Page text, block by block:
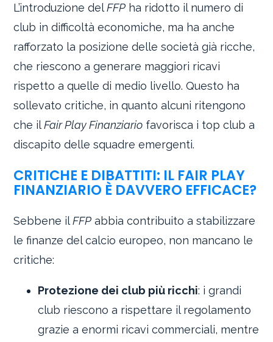
L’introduzione delFFP ha ridotto il numero di
club in difficoltà economiche, ma ha anche
rafforzato la posizione delle società già ricche,
che riescono a generare maggiori ricavi
rispetto a quelle di medio livello. Questo ha
sollevato critiche, in quanto alcuni ritengono
che ilFair Play Finanziario favorisca i top club a
discapito delle squadre emergenti.
CRITICHE E DIBATTITI: IL FAIR PLAY
FINANZIARIO È DAVVERO EFFICACE?
Sebbene ilFFP abbia contribuito a stabilizzare
le finanze del calcio europeo, non mancano le
critiche:
Protezione dei club più ricchi: i grandi
club riescono a rispettare il regolamento
grazie a enormi ricavi commerciali, mentre